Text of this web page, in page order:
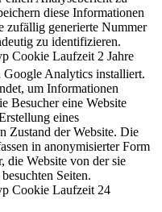
diese Informationen
zufällig generierte Nummer
zu identifizieren.
Cookie Laufzeit 2 Jahre
Analytics installiert.
um Informationen
Besucher eine Website
eines
Zustand der Website. Die
in anonymisierter Form
die Website von der sie
Seiten.
Cookie Laufzeit 24